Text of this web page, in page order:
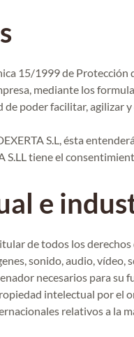
15/1999 de
mediante los
de poder facilitar,
S.L, ésta
S.LL tiene el
e
de todos los
sonido, audio,
necesarios para su
intelectual por
relativos a la